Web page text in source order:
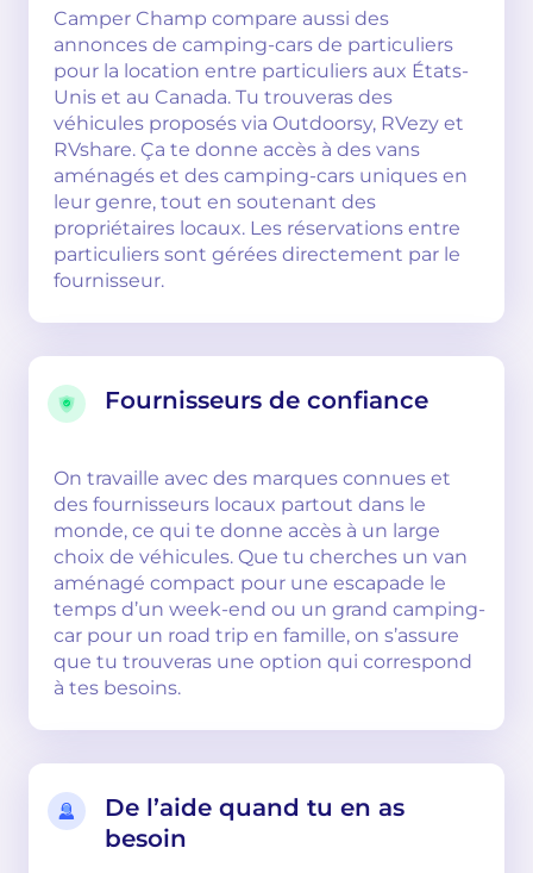
Camper Champ compare aussi des
annonces de camping-cars de particuliers
pour la location entre particuliers aux États-
Unis et au Canada. Tu trouveras des
véhicules proposés via Outdoorsy, RVezy et
RVshare. Ça te donne accès à des vans
aménagés et des camping-cars uniques en
leur genre, tout en soutenant des
propriétaires locaux. Les réservations entre
particuliers sont gérées directement par le
fournisseur.
Fournisseurs de confiance
On travaille avec des marques connues et
des fournisseurs locaux partout dans le
monde, ce qui te donne accès à un large
choix de véhicules. Que tu cherches un van
aménagé compact pour une escapade le
temps d’un week-end ou un grand camping-
car pour un road trip en famille, on s’assure
que tu trouveras une option qui correspond
à tes besoins.
De l’aide quand tu en as
besoin